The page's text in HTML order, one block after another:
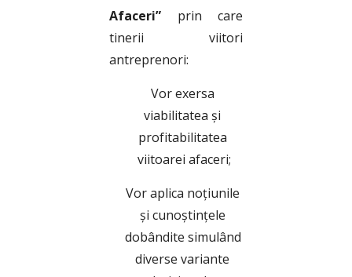
Afaceri”prin care
tinerii viitori
antreprenori:
Vor exersa
viabilitatea și
profitabilitatea
viitoarei afaceri;
Vor aplica noțiunile
și cunoștințele
dobândite simulând
diverse variante